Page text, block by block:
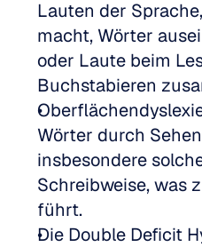
Lauten der
macht, Wörter
oder Laute beim
Buchstabieren
Wörter durch
insbesondere
Schreibweise, was
führt.
Die Double Deficit